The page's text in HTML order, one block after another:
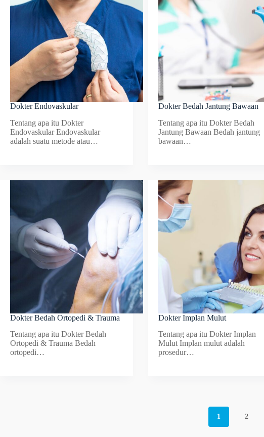
Dokter Endovaskular
Tentang apa itu Dokter
Endovaskular Endovaskular
adalah suatu metode atau…
Dokter Bedah Jantung Bawaan
Tentang apa itu Dokter Bedah
Jantung Bawaan Bedah jantung
bawaan…
Dokter Bedah Ortopedi & Trauma
Tentang apa itu Dokter Bedah
Ortopedi & Trauma Bedah
ortopedi…
Dokter Implan Mulut
Tentang apa itu Dokter Implan
Mulut Implan mulut adalah
prosedur…
1 2